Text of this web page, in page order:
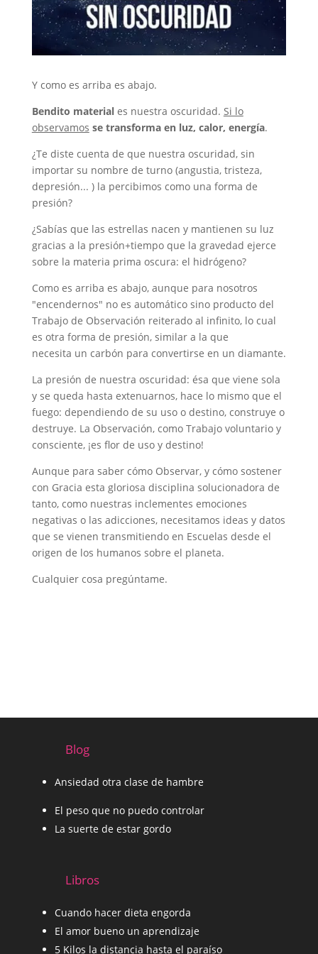
Y como es arriba es abajo​.​
Bendito materiales nuestra oscuridad. Si lo
observamos se transforma en luz, calor, energía.
¿Te diste cuenta de que nuestra oscuridad, sin
importar su nombre de turno (angustia, tristeza,
depresión... ) la percibimos como una forma de
presión?
¿Sabías que las estrellas nacen y mantienen su luz
gracias a la presión+tiempo que la gravedad ejerce
sobre la materia prima oscura: el hidrógeno?
Como es arriba es abajo, aunque para nosotros
"encendernos" no es automático sino producto del
Trabajo de Observación reiterado al infinito, lo cual
es otra forma de presión, similar a la que
necesita un carbón para convertirse en un diamante.
La presión de nuestra oscuridad: ésa que viene sola
y se queda hasta extenuarnos, hace lo mismo que el
fuego: dependiendo de su uso o destino, construye o
destruye. La Observación, como Trabajo voluntario y
consciente, ¡es flor de uso y destino!
Aunque para saber cómo Observar, y cómo sostener
con Gracia esta gloriosa disciplina solucionadora de
tanto, como nuestras inclementes emociones
negativas o las adicciones, necesitamos ideas y datos
que se vienen transmitiendo en Escuelas desde el
origen de los humanos sobre el planeta.
Cualquier cosa pregúntame.​
Blog
Ansiedad otra clase de hambre
El peso que no puedo controlar
La suerte de estar gordo
Libros
Cuando hacer dieta engorda
El amor bueno un aprendizaje
5 Kilos la distancia hasta el paraíso